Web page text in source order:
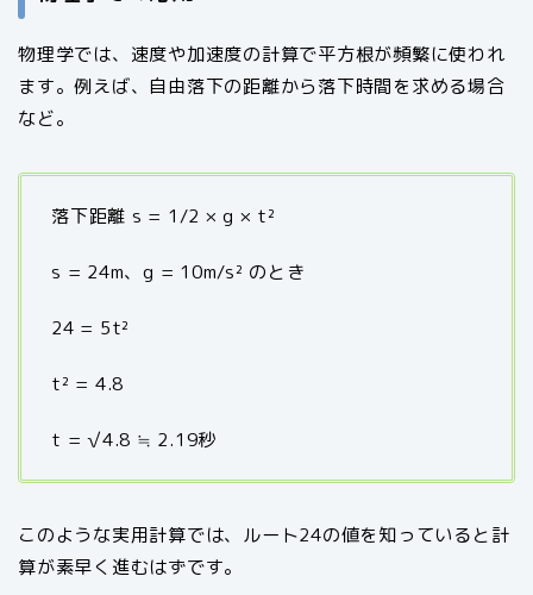
物理学では、速度や加速度の計算で平方根が頻繁に使われ
ます。例えば、自由落下の距離から落下時間を求める場合
など。
落下距離 s = 1/2 × g × t²
s = 24m、g = 10m/s² のとき
24 = 5t²
t² = 4.8
t = √4.8 ≒ 2.19秒
このような実用計算では、ルート24の値を知っていると計
算が素早く進むはずです。